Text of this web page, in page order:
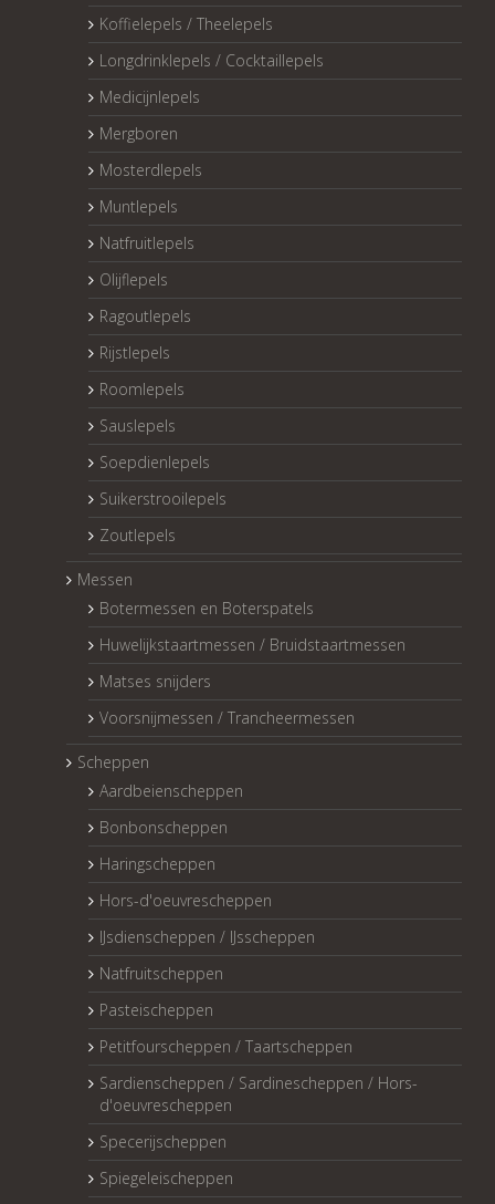
Koffielepels / Theelepels
Longdrinklepels / Cocktaillepels
Medicijnlepels
Mergboren
Mosterdlepels
Muntlepels
Natfruitlepels
Olijflepels
Ragoutlepels
Rijstlepels
Roomlepels
Sauslepels
Soepdienlepels
Suikerstrooilepels
Zoutlepels
Messen
Botermessen en Boterspatels
Huwelijkstaartmessen / Bruidstaartmessen
Matses snijders
Voorsnijmessen / Trancheermessen
Scheppen
Aardbeienscheppen
Bonbonscheppen
Haringscheppen
Hors-d'oeuvrescheppen
IJsdienscheppen / IJsscheppen
Natfruitscheppen
Pasteischeppen
Petitfourscheppen / Taartscheppen
Sardienscheppen / Sardinescheppen / Hors-
d'oeuvrescheppen
Specerijscheppen
Spiegeleischeppen